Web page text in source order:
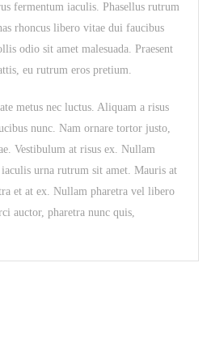
fermentum iaculis. Phasellus rutrum
rhoncus libero vitae dui faucibus
odio sit amet malesuada. Praesent
eu rutrum eros pretium.
metus nec luctus. Aliquam a risus
nunc. Nam ornare tortor justo,
Vestibulum at risus ex. Nullam
urna rutrum sit amet. Mauris at
et at ex. Nullam pharetra vel libero
auctor, pharetra nunc quis,